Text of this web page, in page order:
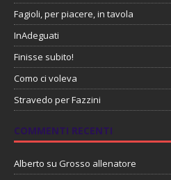
Fagioli, per piacere, in tavola
InAdeguati
Finisse subito!
Como ci voleva
Stravedo per Fazzini
COMMENTI RECENTI
Alberto su Grosso allenatore